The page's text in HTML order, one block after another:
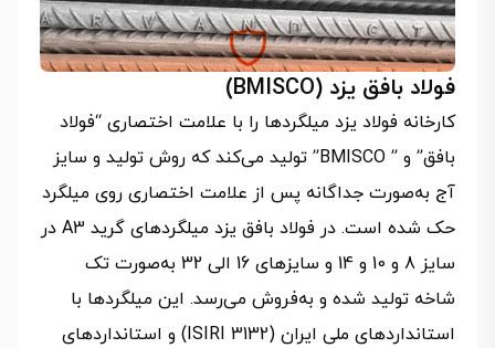
فولاد بافق‌ یزد (BMISCO)
کارخانه فولاد یزد میلگردها را با علامت اختصاری “فولاد
بافق” و ” BMISCO” تولید می‌کند که روش تولید و سایز
آج به‌صورت جداگانه پس از علامت اختصاری روی میلگرد
حک شده است. در فولاد بافق یزد میلگردهای گرید A3 در
سایز 8 و 10 و 14 و سایزهای 16 الی 32 به‌صورت تک
شاخه تولید شده و به‌فروش می‌رسد. این میلگردها با
استانداردهای ملی ایران (ISIRI 3132) و استانداردهای